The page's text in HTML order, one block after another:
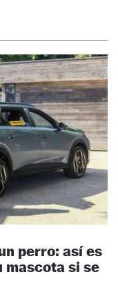
perro: así es
mascota si se